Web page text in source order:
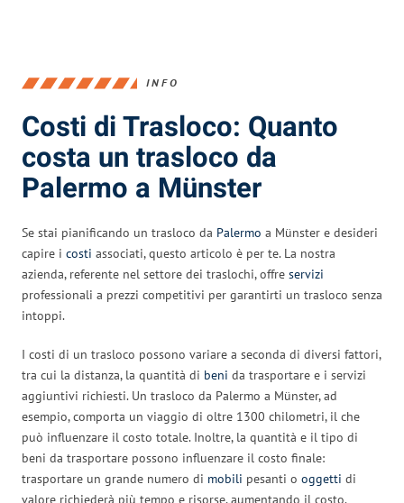
INFO
Costi di Trasloco: Quanto
costa un trasloco da
Palermo a Münster
Se stai pianificando un trasloco da Palermo a Münster e desideri
capire i costi associati, questo articolo è per te. La nostra
azienda, referente nel settore dei traslochi, offre servizi
professionali a prezzi competitivi per garantirti un trasloco senza
intoppi.
I costi di un trasloco possono variare a seconda di diversi fattori,
tra cui la distanza, la quantità di beni da trasportare e i servizi
aggiuntivi richiesti. Un trasloco da Palermo a Münster, ad
esempio, comporta un viaggio di oltre 1300 chilometri, il che
può influenzare il costo totale. Inoltre, la quantità e il tipo di
beni da trasportare possono influenzare il costo finale:
trasportare un grande numero di mobili pesanti o oggetti di
valore richiederà più tempo e risorse, aumentando il costo.